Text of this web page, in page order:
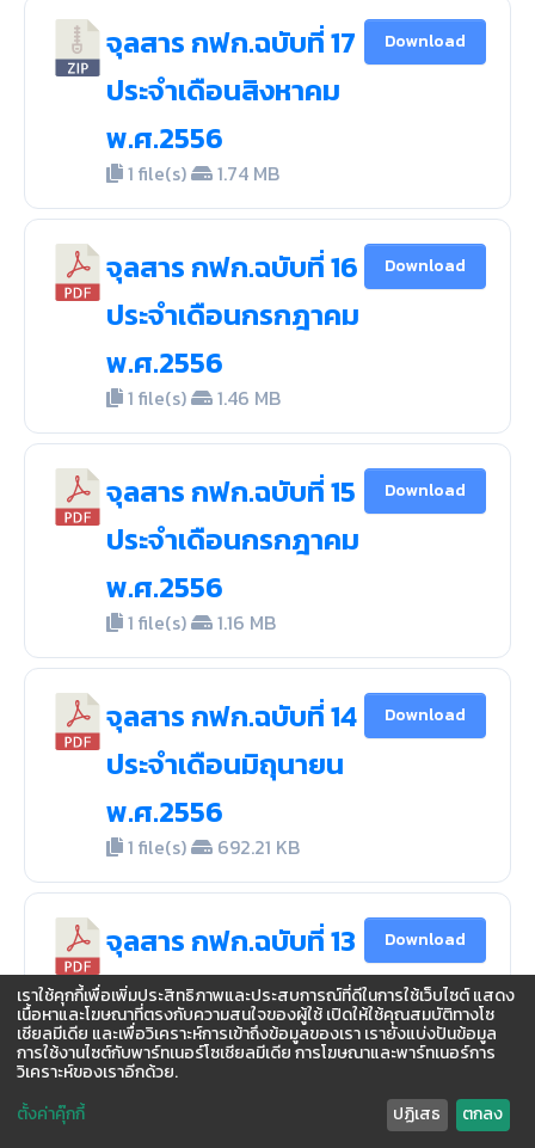
จุลสาร กฟก.ฉบับที่ 17
ประจำเดือนสิงหาคม
พ.ศ.2556
1 file(s) 1.74 MB
Download
จุลสาร กฟก.ฉบับที่ 16
ประจำเดือนกรกฎาคม
พ.ศ.2556
1 file(s) 1.46 MB
Download
จุลสาร กฟก.ฉบับที่ 15
ประจำเดือนกรกฎาคม
พ.ศ.2556
1 file(s) 1.16 MB
Download
จุลสาร กฟก.ฉบับที่ 14
ประจำเดือนมิถุนายน
พ.ศ.2556
1 file(s) 692.21 KB
Download
จุลสาร กฟก.ฉบับที่ 13
ประจำเดือนมิถุนายน
พ.ศ.2556
1 file(s)
Download
เราใช้คุกกี้เพื่อเพิ่มประสิทธิภาพและประสบการณ์ที่ดีในการใช้เว็บไซต์ แสดง
เนื้อหาและโฆษณาที่ตรงกับความสนใจของผู้ใช้ เปิดให้ใช้คุณสมบัติทางโซ
เชียลมีเดีย และเพื่อวิเคราะห์การเข้าถึงข้อมูลของเรา เรายังแบ่งปันข้อมูล
การใช้งานไซต์กับพาร์ทเนอร์โซเชียลมีเดีย การโฆษณาและพาร์ทเนอร์การ
วิเคราะห์ของเราอีกด้วย.
ตั้งค่าคุ๊กกี้
ปฏิเสธ ตกลง